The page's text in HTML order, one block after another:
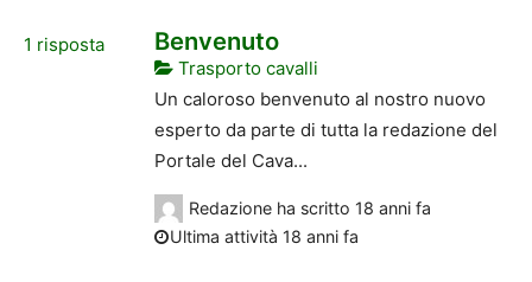
1 risposta Benvenuto
Trasporto cavalli
Un caloroso benvenuto al nostro nuovo
esperto da parte di tutta la redazione del
Portale del Cava...
Redazioneha scritto 18 anni fa
Ultima attività 18 anni fa